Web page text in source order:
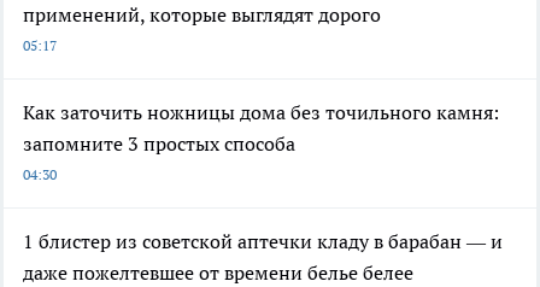
применений, которые выглядят дорого
05:17
Как заточить ножницы дома без точильного камня:
запомните 3 простых способа
04:30
1 блистер из советской аптечки кладу в барабан — и
даже пожелтевшее от времени белье белее